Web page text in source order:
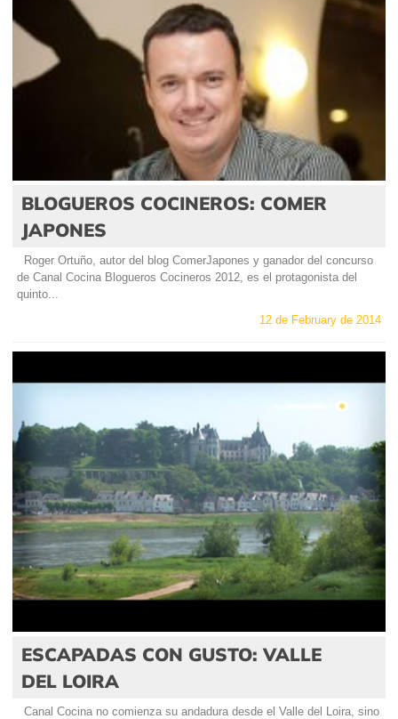
BLOGUEROS COCINEROS: COMER
JAPONES
Roger Ortuño, autor del blog ComerJapones y ganador del concurso
de Canal Cocina Blogueros Cocineros 2012, es el protagonista del
quinto...
12 de February de 2014
ESCAPADAS CON GUSTO: VALLE
DEL LOIRA
Canal Cocina no comienza su andadura desde el Valle del Loira, sino